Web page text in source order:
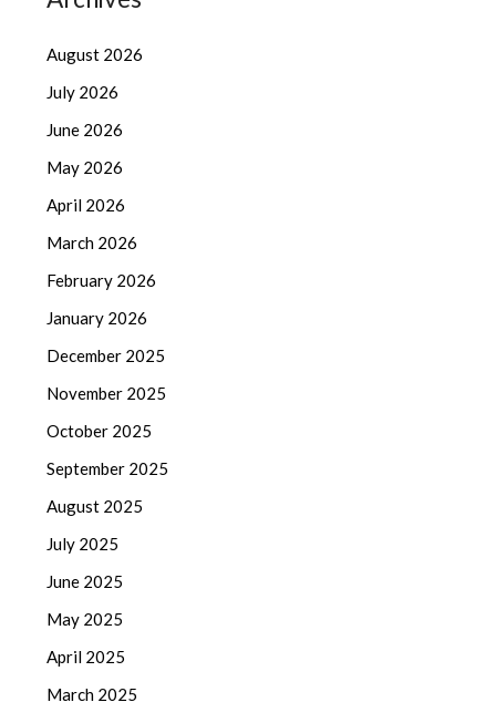
August 2026
July 2026
June 2026
May 2026
April 2026
March 2026
February 2026
January 2026
December 2025
November 2025
October 2025
September 2025
August 2025
July 2025
June 2025
May 2025
April 2025
March 2025